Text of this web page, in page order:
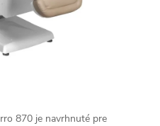
870 je navrhnuté pre